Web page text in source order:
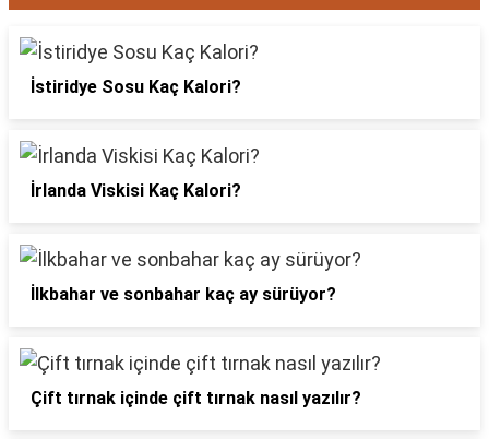
İstiridye Sosu Kaç Kalori?
İrlanda Viskisi Kaç Kalori?
İlkbahar ve sonbahar kaç ay sürüyor?
Çift tırnak içinde çift tırnak nasıl yazılır?